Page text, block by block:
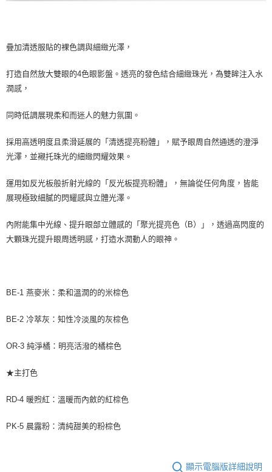
疊加清透服貼的裸色調與細緻光澤，
打造自然放大雙眼的4色眼影盤。透亮的發色結合細緻珠光，為雙眸注入水
潤感，
同時低調展現柔和而迷人的魅力氛圍。
採用高透明度且柔滑延展的「清透提亮粉體」，賦予眼周自然通透的澄淨
光澤，並襯托珠光的細緻閃耀效果。
運用如反光板般折射光線的「反光板提亮粉體」，無論從任何角度，皆能
展現極致細膩的閃耀感與立體光澤。
內附能集中光線、提升眼部立體感的「聚光提亮色（B）」，透過高閃度的
大顆珠光提升眼周透明感，打造水潤動人的眼神。
BE-1 燕麥米：柔和溫潤的的米棕色
BE-2 冷萃灰：知性冷淡風的灰棕色
OR-3 純淨橘：明亮活潑的橘棕色
★主打色
RD-4 暖煦紅：溫暖而內斂的紅棕色
PK-5 晨露粉：清純甜美的粉棕色
顯示電腦版詳細說明